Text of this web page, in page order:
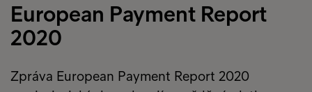
European Payment Report
2020
Zpráva European Payment Report 2020